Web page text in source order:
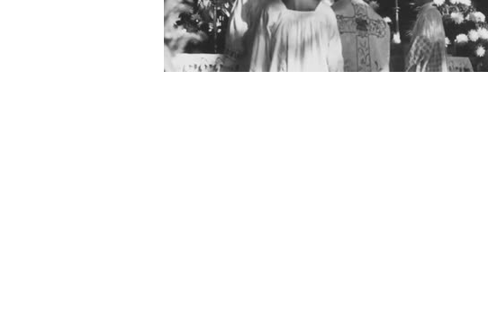
FORMULÁRIO DE BUSCA